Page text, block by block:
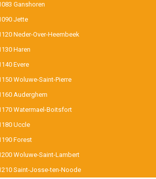
Ganshoren
Jette
Neder-Over-Heembeek
Haren
Evere
Woluwe-Saint-Pierre
Auderghem
Watermael-Boitsfort
Uccle
Forest
Woluwe-Saint-Lambert
Saint-Josse-ten-Noode